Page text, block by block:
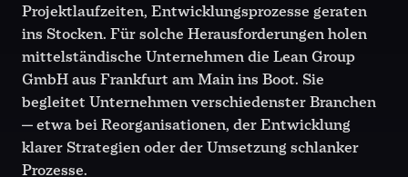
Projektlaufzeiten, Entwicklungsprozesse geraten
ins Stocken. Für solche Herausforderungen holen
mittelständische Unternehmen die Lean Group
GmbH aus Frankfurt am Main ins Boot. Sie
begleitet Unternehmen verschiedenster Branchen
— etwa bei Reorganisationen, der Entwicklung
klarer Strategien oder der Umsetzung schlanker
Prozesse.